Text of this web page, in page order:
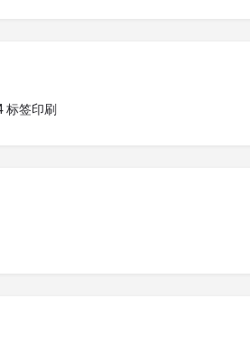
标签印刷